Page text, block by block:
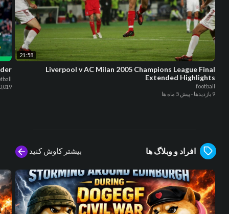
10,019
21:58
Liverpool v AC Milan 2005 Champions League Final
Extended Highlights
football
9 بازدیدها
· پیش 5 ماه ها
افراد و وبلاگ ها بیشتر کاوش کنید